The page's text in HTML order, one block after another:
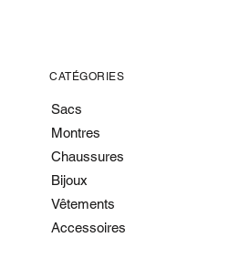
CATÉGORIES
Sacs
Montres
Chaussures
Bijoux
Vêtements
Accessoires